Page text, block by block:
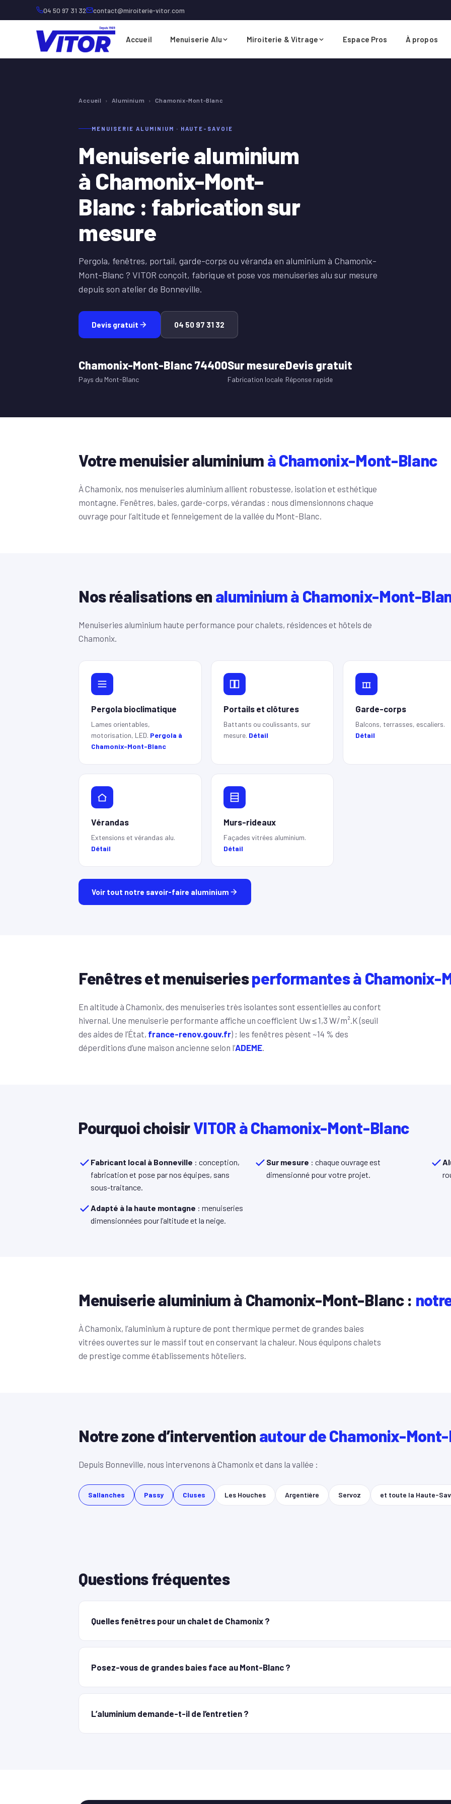
04 50 97 31 32 contact@miroiterie-vitor.com
Accueil Menuiserie Alu Miroiterie & Vitrage Espace Pros À propos
Accueil › Aluminium › Chamonix-Mont-Blanc
MENUISERIE ALUMINIUM · HAUTE-SAVOIE
Menuiserie aluminium
à Chamonix-Mont-
Blanc : fabrication sur
mesure
Pergola, fenêtres, portail, garde-corps ou véranda en aluminium à Chamonix-
Mont-Blanc ? VITOR conçoit, fabrique et pose vos menuiseries alu sur mesure
depuis son atelier de Bonneville.
Devis gratuit 04 50 97 31 32
Chamonix-Mont-Blanc 74400
Pays du Mont-Blanc
Sur mesure
Fabrication locale
Devis gratuit
Réponse rapide
Votre menuisier aluminium à Chamonix-Mont-Blanc
À Chamonix, nos menuiseries aluminium allient robustesse, isolation et esthétique
montagne. Fenêtres, baies, garde-corps, vérandas : nous dimensionnons chaque
ouvrage pour l’altitude et l’enneigement de la vallée du Mont-Blanc.
Nos réalisations en aluminium à Chamonix-Mont-
Menuiseries aluminium haute performance pour chalets, résidences et hôtels de
Chamonix.
Pergola bioclimatique
Lames orientables,
motorisation, LED. Pergola à
Chamonix-Mont-Blanc
Portails et clôtures
Battants ou coulissants, sur
mesure. Détail
Garde-corps
Balcons, terrasses, escaliers.
Détail
Vérandas
Extensions et vérandas alu.
Détail
Murs-rideaux
Façades vitrées aluminium.
Détail
Voir tout notre savoir-faire aluminium
Fenêtres et menuiseriesperformantes à Chamonix-
En altitude à Chamonix, des menuiseries très isolantes sont essentielles au confort
hivernal. Une menuiserie performante affiche un coefficient Uw ≤ 1,3 W/m².K (seuil
des aides de l’État, france-renov.gouv.fr) ; les fenêtres pèsent ~14 % des
déperditions d’une maison ancienne selon l’ADEME.
Pourquoi choisirVITOR à Chamonix-Mont-Blanc
Fabricant local à Bonneville : conception,
fabrication et pose par nos équipes, sans
sous-traitance.
Sur mesure : chaque ouvrage est
dimensionné pour votre projet.
Adapté à la haute montagne : menuiseries
dimensionnées pour l’altitude et la neige.
Menuiserie aluminium à Chamonix-Mont-Blanc :
À Chamonix, l’aluminium à rupture de pont thermique permet de grandes baies
vitrées ouvertes sur le massif tout en conservant la chaleur. Nous équipons chalets
de prestige comme établissements hôteliers.
Notre zone d’intervention autour de Chamonix-
Depuis Bonneville, nous intervenons à Chamonix et dans la vallée :
Sallanches Passy Cluses Les Houches Argentière Servoz et toute la Haute-
Questions fréquentes
Quelles fenêtres pour un chalet de Chamonix ?
Posez-vous de grandes baies face au Mont-Blanc ?
L’aluminium demande-t-il de l’entretien ?